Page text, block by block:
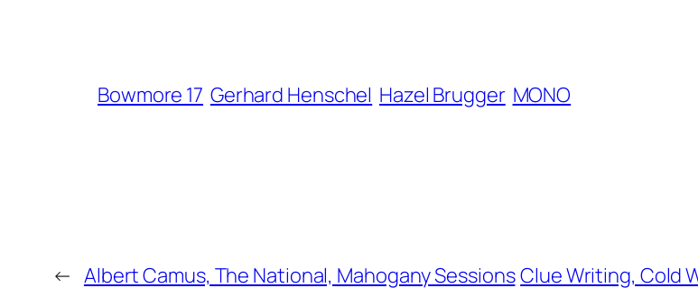
Bowmore 17 Gerhard Henschel Hazel Brugger MONO
← Albert Camus, The National, Mahogany SessionsClue Writing, Cold